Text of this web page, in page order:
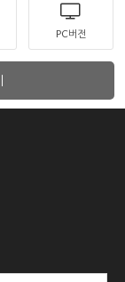
PC버전